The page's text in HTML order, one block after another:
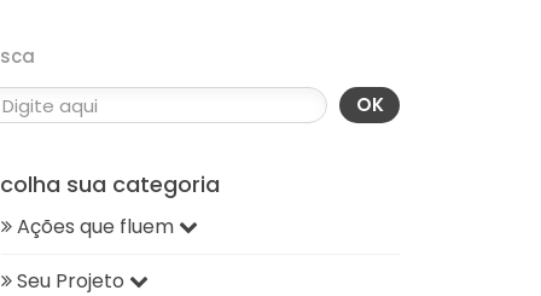
OK
sua categoria
Ações que fluem
Seu Projeto